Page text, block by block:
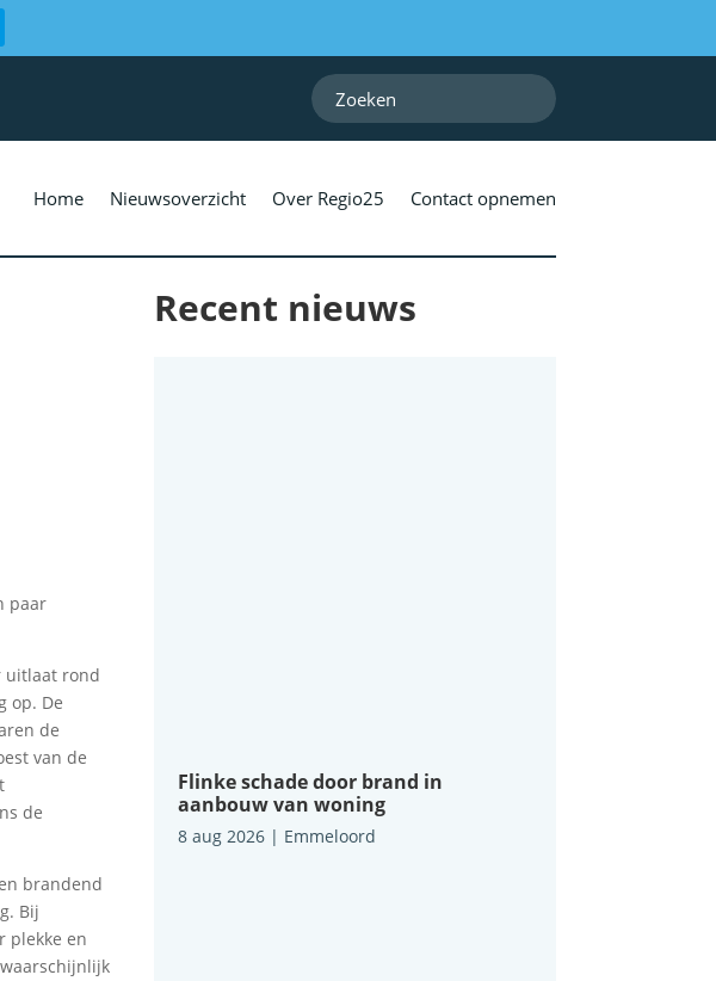
Home Nieuwsoverzicht Over Regio25 Contact opnemen
paar
uitlaat rond
op. De
de
van de
de
brandend
Bij
plekke en
Recent nieuws
Flinke schade door brand in
aanbouw van woning
8 aug 2026| Emmeloord